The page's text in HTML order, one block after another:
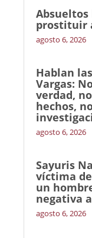
Absueltos
prostituir
agosto 6, 2026
Hablan
Vargas:
verdad,
hechos,
agosto 6, 2026
Sayuris
víctima
un
negativa
agosto 6, 2026